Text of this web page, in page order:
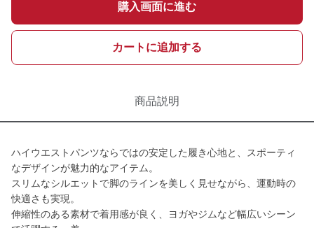
購入画面に進む
カートに追加する
商品説明
ハイウエストパンツならではの安定した履き心地と、スポーティ
なデザインが魅力的なアイテム。
スリムなシルエットで脚のラインを美しく見せながら、運動時の
快適さも実現。
伸縮性のある素材で着用感が良く、ヨガやジムなど幅広いシーン